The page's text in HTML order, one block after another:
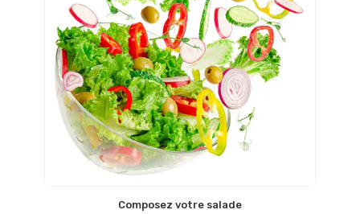
Composez votre salade